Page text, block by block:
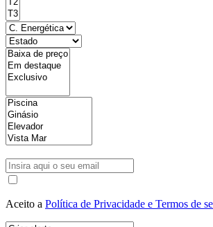
Aceito a Política de Privacidade e Termos de